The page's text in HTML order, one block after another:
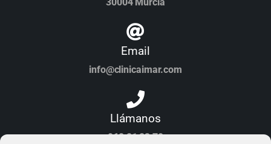
Email
info@clinicaimar.com
Llámanos
968 21 23 70